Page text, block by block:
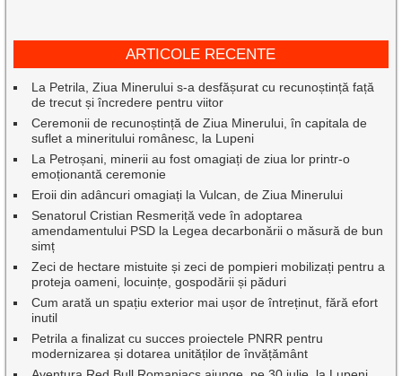
ARTICOLE RECENTE
La Petrila, Ziua Minerului s-a desfășurat cu recunoștință față
de trecut și încredere pentru viitor
Ceremonii de recunoștință de Ziua Minerului, în capitala de
suflet a mineritului românesc, la Lupeni
La Petroșani, minerii au fost omagiați de ziua lor printr-o
emoționantă ceremonie
Eroii din adâncuri omagiați la Vulcan, de Ziua Minerului
Senatorul Cristian Resmeriță vede în adoptarea
amendamentului PSD la Legea decarbonării o măsură de bun
simț
Zeci de hectare mistuite și zeci de pompieri mobilizați pentru a
proteja oameni, locuințe, gospodării și păduri
Cum arată un spațiu exterior mai ușor de întreținut, fără efort
inutil
Petrila a finalizat cu succes proiectele PNRR pentru
modernizarea și dotarea unităților de învățământ